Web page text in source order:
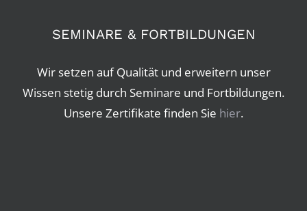
SEMINARE & FORTBILDUNGEN
Wir setzen auf Qualität und erweitern unser
Wissen stetig durch Seminare und Fortbildungen.
Unsere Zertifikate finden Sie hier.